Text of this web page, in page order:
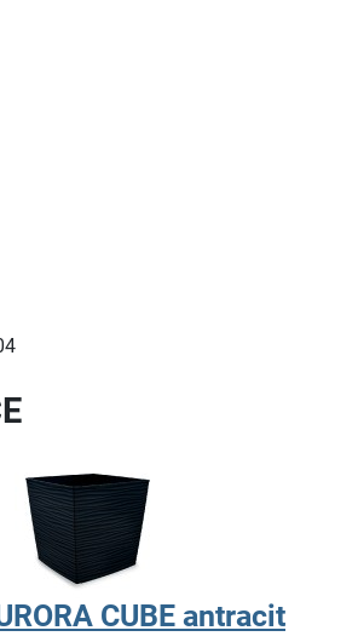
CUBE antracit